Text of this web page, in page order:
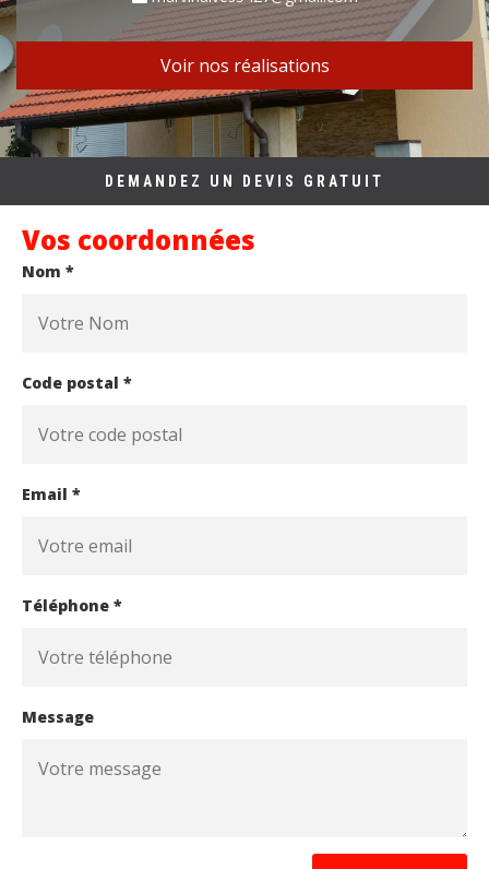
Voir nos réalisations
DEMANDEZ UN DEVIS GRATUIT
Vos coordonnées
Nom *
Code postal *
Email *
Téléphone *
Message